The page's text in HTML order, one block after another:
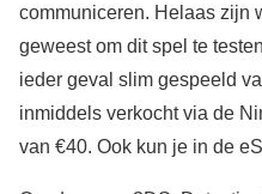
communiceren. Helaas zijn
geweest om dit spel te
ieder geval slim gespeeld
inmiddels verkocht via de
van €40. Ook kun je in de